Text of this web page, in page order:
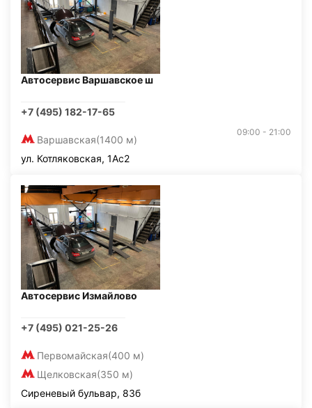
Автосервис Варшавское ш
+7 (495) 182-17-65
Варшавская(1400 м)
09:00 - 21:00
ул. Котляковская, 1Ас2
Автосервис Измайлово
+7 (495) 021-25-26
Первомайская(400 м)
Щелковская(350 м)
Сиреневый бульвар, 83б